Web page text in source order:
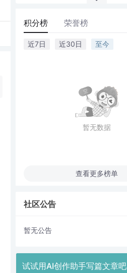
积分榜 荣誉榜
近7日 近30日 至今
暂无数据
查看更多榜单
社区公告
暂无公告
试试用AI创作助手写篇文章吧